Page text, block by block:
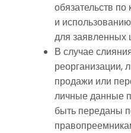
обязательств
и
для заявленных
В случае
реорганизации,
продажи или
личные данные
быть переданы